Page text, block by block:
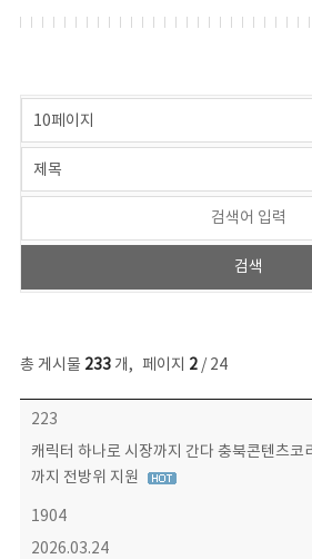
총 게시물 233개, 페이지 2/ 24
보도자료 목록 - 번호, 제목, 작성자, 파일, 조회수, 작성일 정보 제공
223
캐릭터 하나로 시장까지 간다 충북콘텐츠코
까지 전방위 지원
1904
2026.03.24